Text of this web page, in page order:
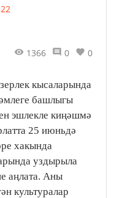
1366 0 0
кысаларында
башлыгы
эшлекле киңәшмә
25 июньдә
хакында
уздырыла
аңлата. Аны
культуралар